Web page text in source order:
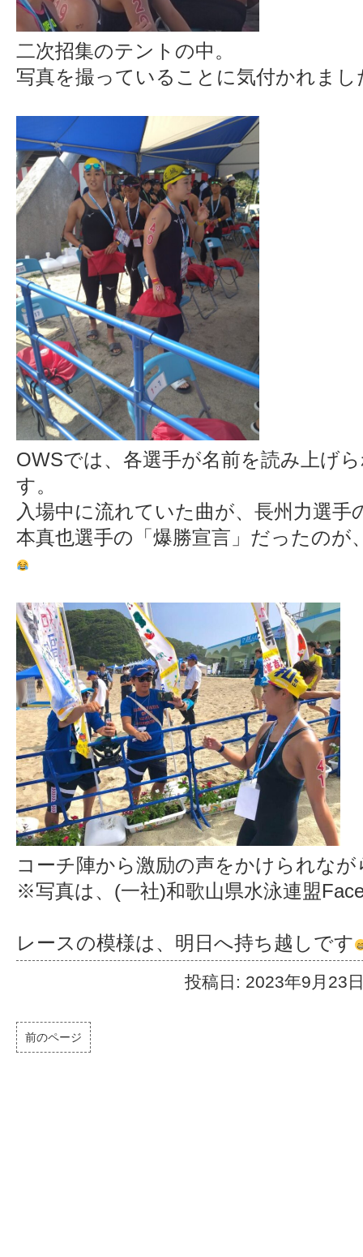
二次招集のテントの中。
写真を撮っていることに気付かれまし
OWSでは、各選手が名前を読み上げ
す。
入場中に流れていた曲が、長州力選手
本真也選手の「爆勝宣言」だったのが
コーチ陣から激励の声をかけられな
※写真は、(一社)和歌山県水泳連盟
レースの模様は、明日へ持ち越しです
投稿日: 2023年9月23
前のページ